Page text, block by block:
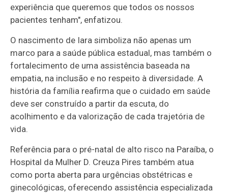
experiência que queremos que todos os nossos
pacientes tenham", enfatizou.
O nascimento de Iara simboliza não apenas um
marco para a saúde pública estadual, mas também o
fortalecimento de uma assistência baseada na
empatia, na inclusão e no respeito à diversidade. A
história da família reafirma que o cuidado em saúde
deve ser construído a partir da escuta, do
acolhimento e da valorização de cada trajetória de
vida.
Referência para o pré-natal de alto risco na Paraíba, o
Hospital da Mulher D. Creuza Pires também atua
como porta aberta para urgências obstétricas e
ginecológicas, oferecendo assistência especializada